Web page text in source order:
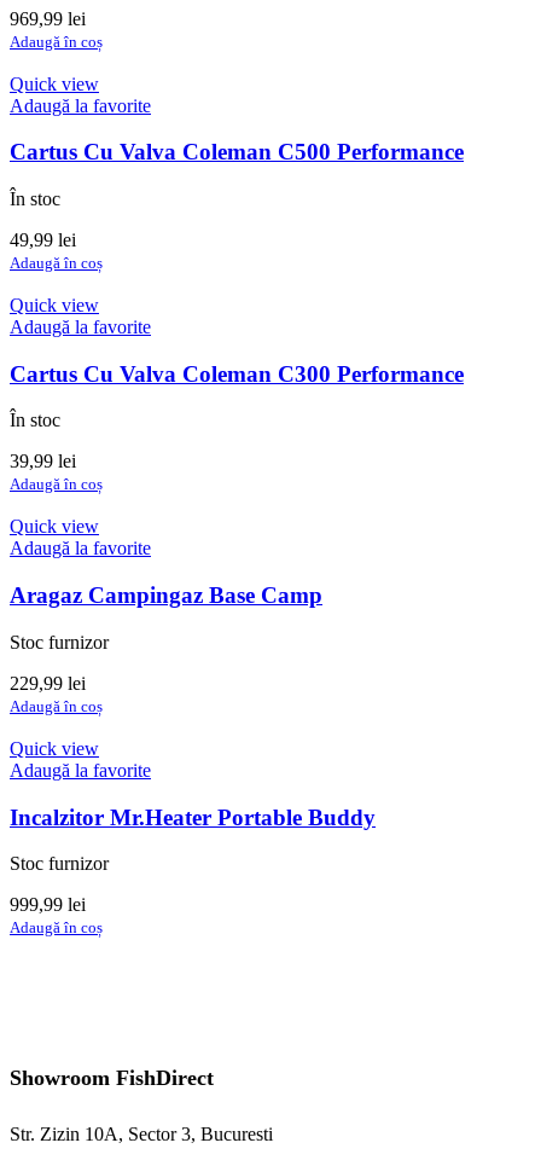
969,99 lei
Adaugă în coș
Quick view
Adaugă la favorite
Cartus Cu Valva Coleman C500 Performance
În stoc
49,99 lei
Adaugă în coș
Quick view
Adaugă la favorite
Cartus Cu Valva Coleman C300 Performance
În stoc
39,99 lei
Adaugă în coș
Quick view
Adaugă la favorite
Aragaz Campingaz Base Camp
Stoc furnizor
229,99 lei
Adaugă în coș
Quick view
Adaugă la favorite
Incalzitor Mr.Heater Portable Buddy
Stoc furnizor
999,99 lei
Adaugă în coș
Showroom FishDirect
Str. Zizin 10A, Sector 3, Bucuresti